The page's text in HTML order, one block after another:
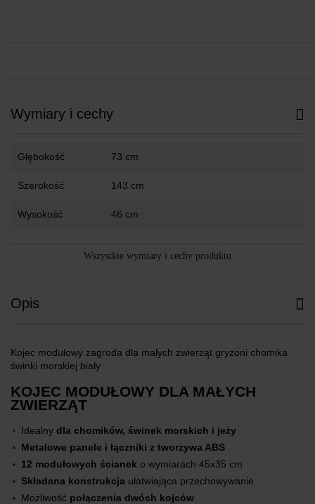
Wymiary i cechy
Głębokość 73 cm
Szerokość 143 cm
Wysokość 46 cm
Wszystkie wymiary i cechy produktu
Opis
Kojec modułowy zagroda dla małych zwierząt gryzoni chomika
świnki morskiej biały
KOJEC MODUŁOWY DLA MAŁYCH
ZWIERZĄT
Idealny dla chomików, świnek morskich i jeży
Metalowe panele i łączniki z tworzywa ABS
12 modułowych ścianek o wymiarach 45x35 cm
Składana konstrukcja ułatwiająca przechowywanie
Możliwość połączenia dwóch kojców